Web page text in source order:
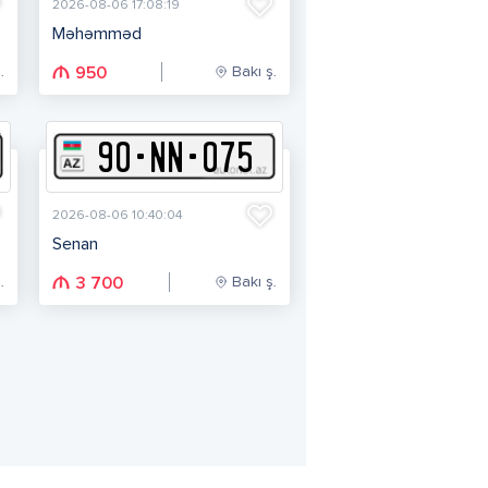
2026-08-06 17:08:19
Məhəmməd
950 Bakı ş.
90-NN-075
2026-08-06 10:40:04
Senan
3 700 Bakı ş.